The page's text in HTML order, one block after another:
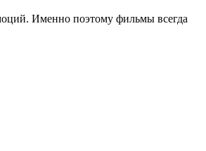
Именно поэтому фильмы всегда